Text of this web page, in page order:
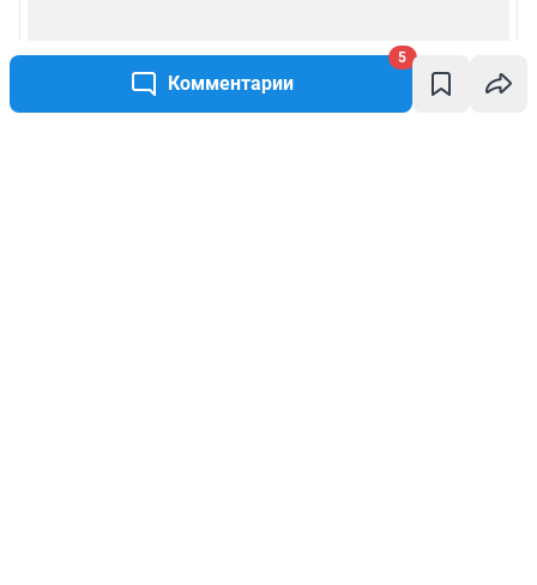
Комментарии
5